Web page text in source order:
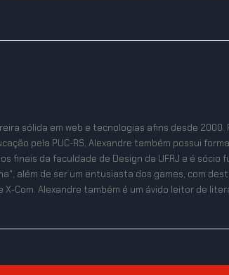
sólida em web e tecnologias afins desde
pela PUC-RS, Alexandre também possui
da faculdade de Design da UFRJ e é sócio
além de ser um entusiasta dos games, com
X-Com. Alexandre também é um ávido leitor de